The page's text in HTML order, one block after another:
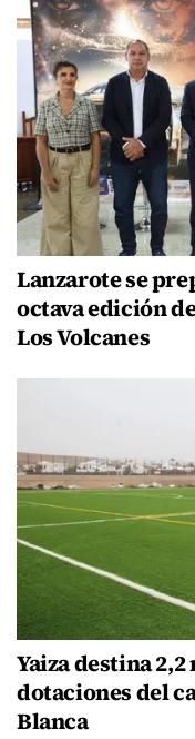
Lanzarote se
octava edición
Los Volcanes
Yaiza destina
dotaciones del
Blanca